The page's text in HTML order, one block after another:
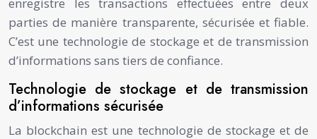
parties de manière transparente, sécurisée et fiable.
C’est une technologie de stockage et de transmission
d’informations sans tiers de confiance.
Technologie de stockage et de transmission
d’informations sécurisée
La blockchain est une technologie de stockage et de